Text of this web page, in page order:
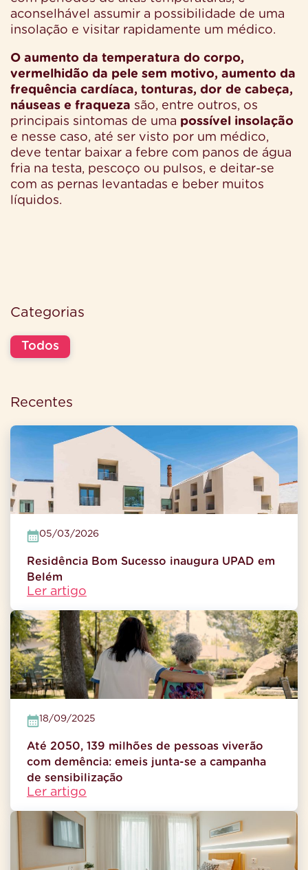
aconselhável assumir a possibilidade de uma
insolação e visitar rapidamente um médico.
O aumento da temperatura do corpo,
vermelhidão da pele sem motivo, aumento da
frequência cardíaca, tonturas, dor de cabeça,
náuseas e fraqueza são, entre outros, os
principais sintomas de uma possível insolação
e nesse caso, até ser visto por um médico,
deve tentar baixar a febre com panos de água
fria na testa, pescoço ou pulsos, e deitar-se
com as pernas levantadas e beber muitos
líquidos.
Categorias
Todos
Recentes
05/03/2026
Residência Bom Sucesso inaugura UPAD em
Belém
Ler artigo
18/09/2025
Até 2050, 139 milhões de pessoas viverão
com demência: emeis junta-se a campanha
de sensibilização
Ler artigo